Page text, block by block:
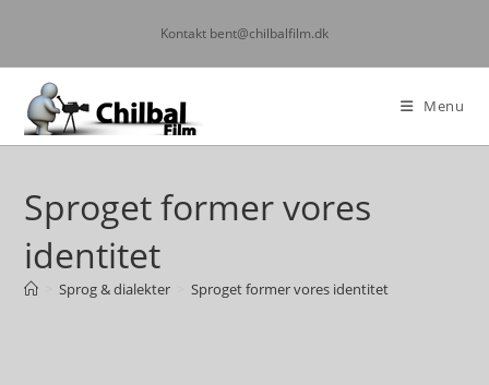
Kontakt bent@chilbalfilm.dk
Menu
Sproget former vores
identitet
Sprog & dialekter Sproget former vores identitet